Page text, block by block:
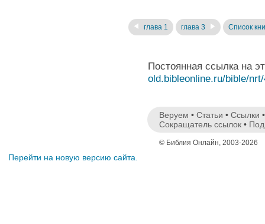
глава 1 глава 3 Список
Постоянная ссылка на
old.bibleonline.ru/bible/
Веруем • Статьи • Ссылки
Сокращатель ссылок •
© Библия Онлайн, 2003-2026
Перейти на новую версию сайта.